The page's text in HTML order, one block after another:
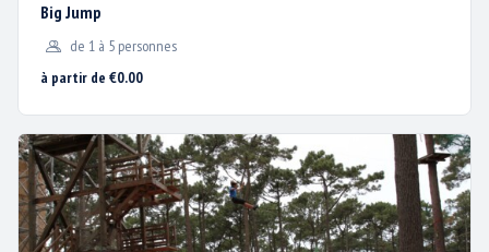
HORAIRES ET CALENDRIER
TARIFS
Big Jump
de 1 à 5 personnes
à partir de €0.00